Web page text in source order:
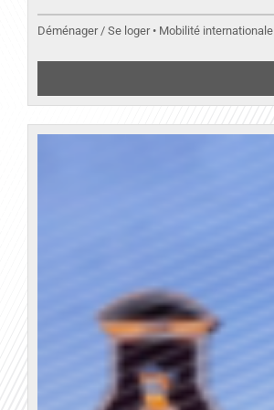
Déménager / Se loger • Mobilité internationale